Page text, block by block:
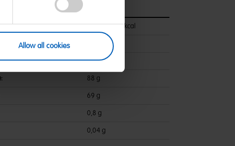
Allow all cookies
1706 kJ/403 kcal
Fettsäuren: 2,7 g
88 g
69 g
0,8 g
0,04 g